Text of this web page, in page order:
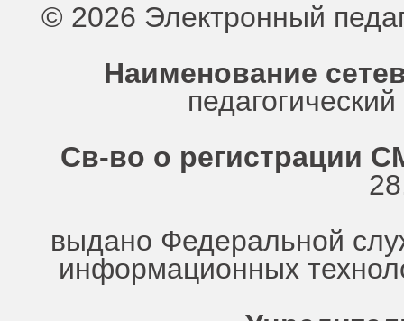
© 2026 Электронный
Наименование
Св-во о регистрации
выдано Федеральной
информационных